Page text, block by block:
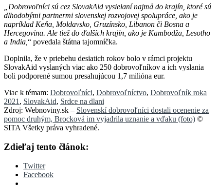
„Dobrovoľníci sú cez SlovakAid vysielaní najmä do krajín, ktoré sú
dlhodobými partnermi slovenskej rozvojovej spolupráce, ako je
napríklad Keňa, Moldavsko, Gruzínsko, Libanon či Bosna a
Hercegovina. Ale tiež do ďalších krajín, ako je Kambodža, Lesotho
a India,“ povedala štátna tajomníčka.
Doplnila, že v priebehu desiatich rokov bolo v rámci projektu
SlovakAid vyslaných viac ako 250 dobrovoľníkov a ich vyslania
boli podporené sumou presahujúcou 1,7 milióna eur.
Viac k témam: Dobrovoľníci, Dobrovoľníctvo, Dobrovoľník roka
2021, SlovakAid, Srdce na dlani
Zdroj: Webnoviny.sk – Slovenskí dobrovoľníci dostali ocenenie za
pomoc druhým, Brocková im vyjadrila uznanie a vďaku (foto) ©
SITA Všetky práva vyhradené.
Zdieľaj tento článok:
Twitter
Facebook